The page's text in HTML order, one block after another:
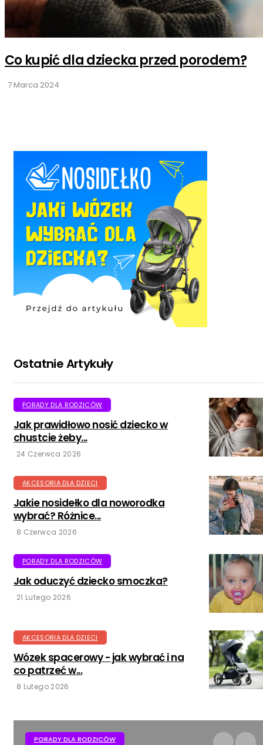
Co kupić dla dziecka przed porodem?
7 Marca 2024
Ostatnie Artykuły
PORADY DLA RODZICÓW
Jak prawidłowo nosić dziecko w
chustcie żeby...
24 Czerwca 2026
AKCESORIA DLA DZIECI
Jakie nosidełko dla noworodka
wybrać? Różnice...
8 Czerwca 2026
PORADY DLA RODZICÓW
Jak oduczyć dziecko smoczka?
21 Lutego 2026
AKCESORIA DLA DZIECI
Wózek spacerowy - jak wybrać i na
co patrzeć w...
8 Lutego 2026
AKCESORIA DLA DZIECI